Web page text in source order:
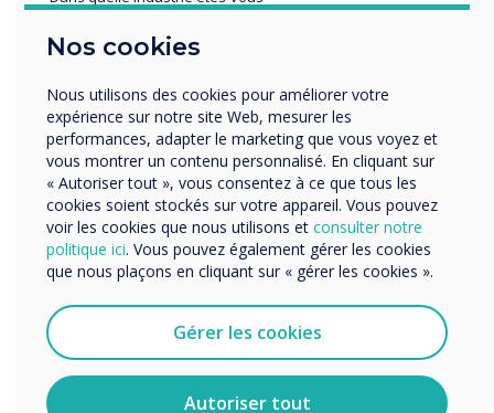
Nos cookies
Nous utilisons des cookies pour améliorer votre
expérience sur notre site Web, mesurer les
performances, adapter le marketing que vous voyez et
vous montrer un contenu personnalisé. En cliquant sur
« Autoriser tout », vous consentez à ce que tous les
cookies soient stockés sur votre appareil. Vous pouvez
voir les cookies que nous utilisons et consulter notre
politique ici. Vous pouvez également gérer les cookies
que nous plaçons en cliquant sur « gérer les cookies ».
Gérer les cookies
Autoriser tout
Enterprise
Organisation Name
Nous aimerions vous contacter au sujet de nos produits
et services par e-mail, téléphone ou courrier.
J'accepte de recevoir des communications de
Clevertouch.
Vous pouvez vous désabonner de ces communications à
tout moment. Consultez notre Politique de confidentialité
pour en savoir plus sur nos modalités de
désabonnement, nos politiques de confidentialité et sur
notre engagement vis-à-vis de la protection et du respect